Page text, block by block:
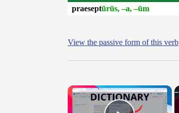
praeseptūrūs, –a, –ūm
View the passive form of this verb
×